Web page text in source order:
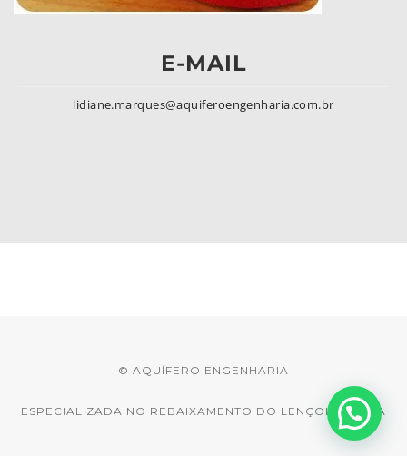
E-MAIL
lidiane.marques@aquiferoengenharia.com.br
© AQUÍFERO ENGENHARIA
ESPECIALIZADA NO REBAIXAMENTO DO LENÇOL D'ÁGUA